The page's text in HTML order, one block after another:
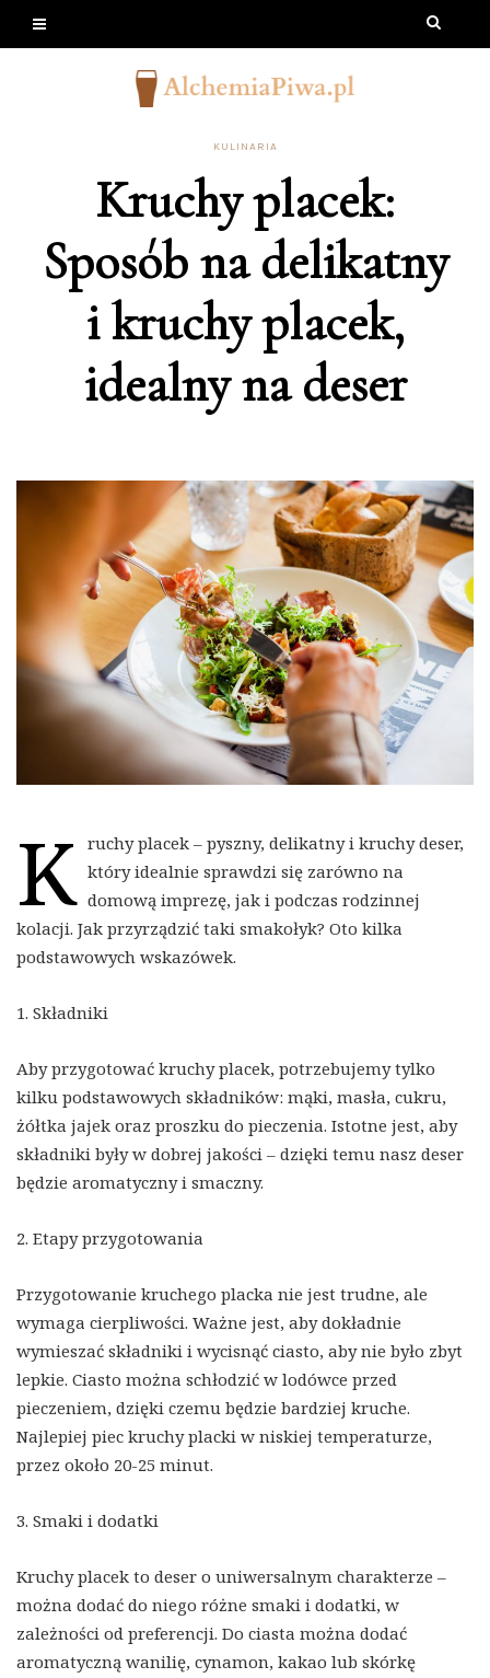
KULINARIA
Kruchy placek:
Sposób na delikatny
i kruchy placek,
idealny na deser
K ruchy placek – pyszny, delikatny i kruchy deser,
który idealnie sprawdzi się zarówno na
domową imprezę, jak i podczas rodzinnej
kolacji. Jak przyrządzić taki smakołyk? Oto kilka
podstawowych wskazówek.
1. Składniki
Aby przygotować kruchy placek, potrzebujemy tylko
kilku podstawowych składników: mąki, masła, cukru,
żółtka jajek oraz proszku do pieczenia. Istotne jest, aby
składniki były w dobrej jakości – dzięki temu nasz deser
będzie aromatyczny i smaczny.
2. Etapy przygotowania
Przygotowanie kruchego placka nie jest trudne, ale
wymaga cierpliwości. Ważne jest, aby dokładnie
wymieszać składniki i wycisnąć ciasto, aby nie było zbyt
lepkie. Ciasto można schłodzić w lodówce przed
pieczeniem, dzięki czemu będzie bardziej kruche.
Najlepiej piec kruchy placki w niskiej temperaturze,
przez około 20-25 minut.
3. Smaki i dodatki
Kruchy placek to deser o uniwersalnym charakterze –
można dodać do niego różne smaki i dodatki, w
zależności od preferencji. Do ciasta można dodać
aromatyczną wanilię, cynamon, kakao lub skórkę